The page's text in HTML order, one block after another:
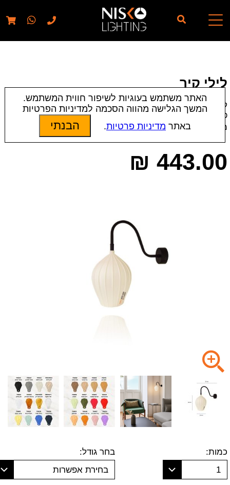
// elementor template for pages - should also ignore woo
pages!!
לילי קיר
קטגוריות:Laguna
|מנורות בהדפסה 3D |מנורות קיר|תאורת
פנים
מק״ט:
5758
443.00
₪
כמות:
1
בחר גודל:
בחירת אפשרות
האתר משתמש בעוגיות לשיפור חווית המשתמש.
המשך הגלישה מהווה הסכמה למדיניות הפרטיות
באתר מדיניות פרטיות. הבנתי